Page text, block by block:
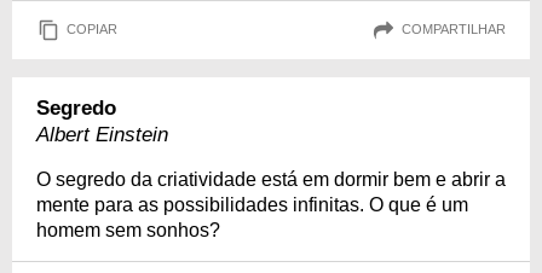
COPIAR COMPARTILHAR
Segredo
Albert Einstein
O segredo da criatividade está em dormir bem e abrir a
mente para as possibilidades infinitas. O que é um
homem sem sonhos?